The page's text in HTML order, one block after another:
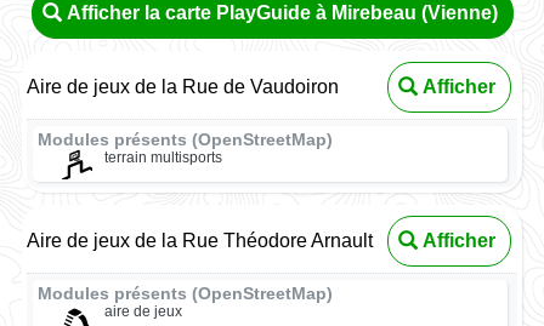
Afficher la carte PlayGuide à Mirebeau (Vienne)
Aire de jeux de la Rue de Vaudoiron Afficher
Modules présents (OpenStreetMap)
terrain multisports
Aire de jeux de la Rue Théodore Arnault Afficher
Modules présents (OpenStreetMap)
aire de jeux